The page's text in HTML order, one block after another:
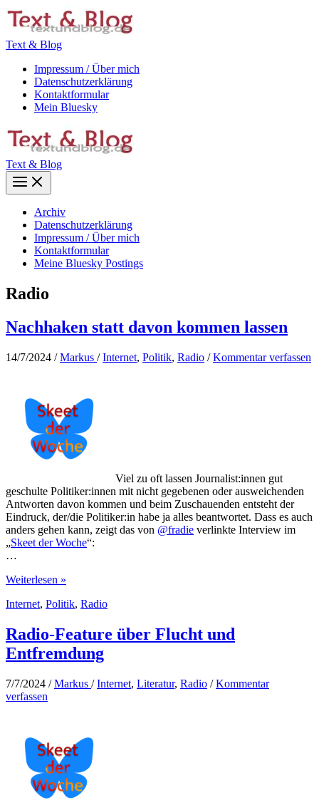
Zum
Inhalt
Text & Blog
Impressum / Über mich
Datenschutzerklärung
Kontaktformular
Mein Bluesky
Text & Blog
Main
Menu
Archiv
Datenschutzerklärung
Impressum / Über mich
Kontaktformular
Meine Bluesky Postings
Radio
Nachhaken statt davon kommen lassen
14/7/2024 /Markus /Internet, Politik, Radio /Kommentar verfassen
Viel zu oft lassen Journalist:innen gut
geschulte Politiker:innen mit nicht gegebenen oder ausweichenden
Antworten davon kommen und beim Zuschauenden entsteht der
Eindruck, der/die Politiker:in habe ja alles beantwortet. Dass es auch
anders gehen kann, zeigt das von @fradie verlinkte Interview im
„Skeet der Woche“:
…
Nachhaken
davon
lassen
Weiterlesen »
Internet, Politik, Radio
Radio-Feature über Flucht und
Entfremdung
7/7/2024 /Markus /Internet, Literatur, Radio /Kommentar
verfassen